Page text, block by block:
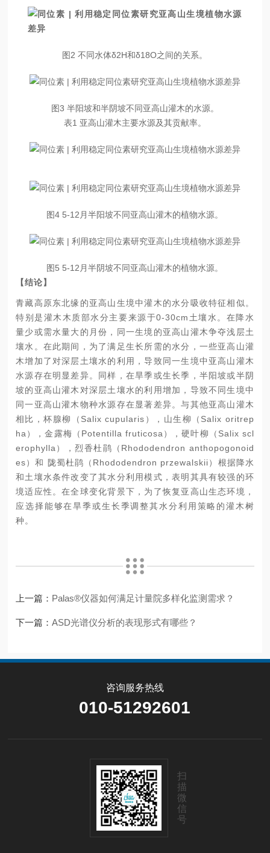
图2 不同水体δ2H和δ18O之间的关系。
图3 半阳坡和半阴坡不同亚高山灌木的水源。
表1 亚高山灌木主要水源及其贡献率。
图4 5-12月半阳坡不同亚高山灌木的植物水源。
图5 5-12月半阴坡不同亚高山灌木的植物水源。
【结论】
青藏高原东北缘的亚高山生境中灌木的水分吸收特征相似。
特别是灌木木质部水分主要来源于0-30cm土壤水。在降水
量少或需水量大的月份，同一生境的亚高山灌木争夺浅层土
壤水。在此期间，为了满足生长所需的水分，一些亚高山灌
木增加了对深层土壤水的利用，导致同一生境中亚高山灌木
水源存在明显差异。同样，在旱季或生长季，半阳坡或半阴
坡的亚高山灌木对深层土壤水的利用增加，导致不同生境中
同一亚高山灌木物种水源存在显著差异。与其他亚高山灌木
相比，杯腺柳（Salix cupularis），山生柳（Salix oritrep
ha），金露梅（Potentilla fruticosa），硬叶柳（Salix scl
erophylla），烈香杜鹃（Rhododendron anthopogonoid
es）和 陇蜀杜鹃（Rhododendron przewalskii）根据降水
和土壤水条件改变了其水分利用模式，表明其具有较强的环
境适应性。在全球变化背景下，为了恢复亚高山生态环境，
应选择能够在旱季或生长季调整其水分利用策略的灌木树
种。
上一篇： Palas®仪器如何满足计量院多样化监测需求？
下一篇：ASD光谱仪分析的表现形式有哪些？
咨询服务热线
010-51292601
扫
描
微
信
号